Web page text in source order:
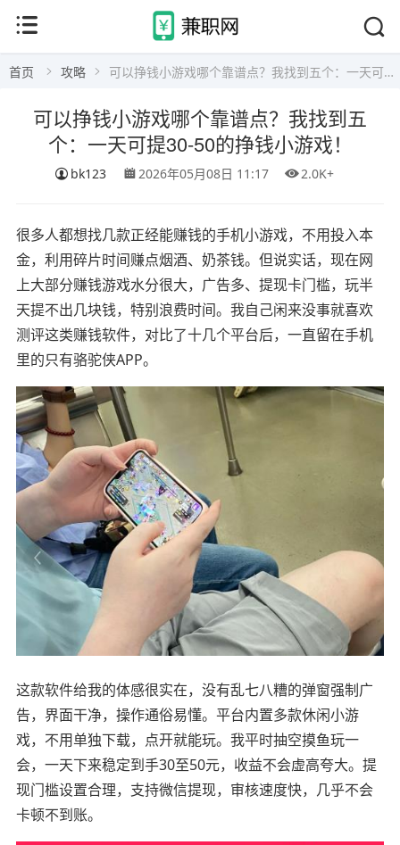
首页 攻略 可以挣钱小游戏哪个靠谱点？我找到五个：一天可提30-50的挣钱小游戏！
可以挣钱小游戏哪个靠谱点？我找到五
个：一天可提30-50的挣钱小游戏！
bk123 2026年05月08日 11:17 2.0K+
很多人都想找几款正经能赚钱的手机小游戏，不用投入本
金，利用碎片时间赚点烟酒、奶茶钱。但说实话，现在网
上大部分赚钱游戏水分很大，广告多、提现卡门槛，玩半
天提不出几块钱，特别浪费时间。我自己闲来没事就喜欢
测评这类赚钱软件，对比了十几个平台后，一直留在手机
里的只有骆驼侠APP。
这款软件给我的体感很实在，没有乱七八糟的弹窗强制广
告，界面干净，操作通俗易懂。平台内置多款休闲小游
戏，不用单独下载，点开就能玩。我平时抽空摸鱼玩一
会，一天下来稳定到手30至50元，收益不会虚高夸大。提
现门槛设置合理，支持微信提现，审核速度快，几乎不会
卡顿不到账。